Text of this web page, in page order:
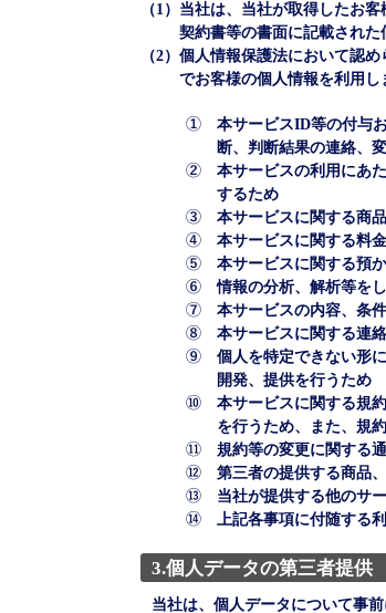
（1） 当社は、当社が取得したお
契約書等の書面に記載された
（2） 個人情報保護法において認
でお客様の個人情報を利用し
① 本サービスID等の付与
断、判断結果の連絡、
② 本サービスの利用にあ
するため
③ 本サービスに関する商
④ 本サービスに関する料
⑤ 本サービスに関する預
⑥情報の分析、解析等を
⑦ 本サービスの内容、条
⑧ 本サービスに関する連
⑨ 個人を特定できない形
開発、提供を行うため
⑩ 本サービスに関する規
を行うため、また、規
⑪ 規約等の変更に関する
⑫ 第三者の提供する商品
⑬ 当社が提供する他のサ
⑭
上記各事項に付随する
3.個人データの第三者提供
当社は、個人データについて事